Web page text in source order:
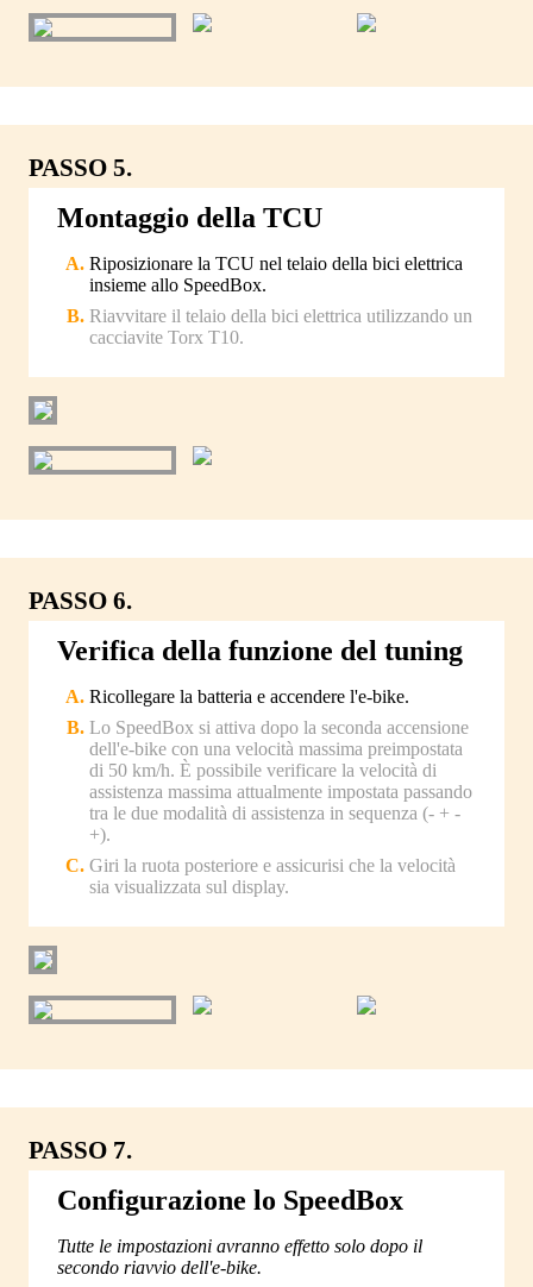
PASSO 5.
Montaggio della TCU
Riposizionare la TCU nel telaio della bici elettrica
insieme allo SpeedBox.
Riavvitare il telaio della bici elettrica utilizzando un
cacciavite Torx T10.
PASSO 6.
Verifica della funzione del tuning
Ricollegare la batteria e accendere l'e-bike.
Lo SpeedBox si attiva dopo la seconda accensione
dell'e-bike con una velocità massima preimpostata
di 50 km/h. È possibile verificare la velocità di
assistenza massima attualmente impostata passando
tra le due modalità di assistenza in sequenza (- + -
+).
Giri la ruota posteriore e assicurisi che la velocità
sia visualizzata sul display.
PASSO 7.
Configurazione lo SpeedBox
Tutte le impostazioni avranno effetto solo dopo il
secondo riavvio dell'e-bike.